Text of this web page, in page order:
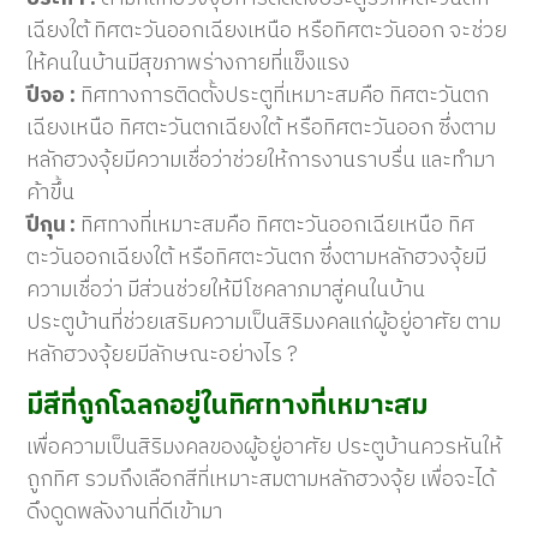
เฉียงใต้ ทิศตะวันออกเฉียงเหนือ หรือทิศตะวันออก จะช่วย
ให้คนในบ้านมีสุขภาพร่างกายที่แข็งแรง
ปีจอ : ทิศทางการติดตั้งประตูที่เหมาะสมคือ ทิศตะวันตก
เฉียงเหนือ ทิศตะวันตกเฉียงใต้ หรือทิศตะวันออก ซึ่งตาม
หลักฮวงจุ้ยมีความเชื่อว่าช่วยให้การงานราบรื่น และทำมา
ค้าขึ้น
ปีกุน : ทิศทางที่เหมาะสมคือ ทิศตะวันออกเฉียเหนือ ทิศ
ตะวันออกเฉียงใต้ หรือทิศตะวันตก ซึ่งตามหลักฮวงจุ้ยมี
ความเชื่อว่า มีส่วนช่วยให้มีโชคลาภมาสู่คนในบ้าน
ประตูบ้านที่ช่วยเสริมความเป็นสิริมงคลแก่ผู้อยู่อาศัย ตาม
หลักฮวงจุ้ยยมีลักษณะอย่างไร ?
มีสีที่ถูกโฉลกอยู่ในทิศทางที่เหมาะสม
เพื่อความเป็นสิริมงคลของผู้อยู่อาศัย ประตูบ้านควรหันให้
ถูกทิศ รวมถึงเลือกสีที่เหมาะสมตามหลักฮวงจุ้ย เพื่อจะได้
ดึงดูดพลังงานที่ดีเข้ามา